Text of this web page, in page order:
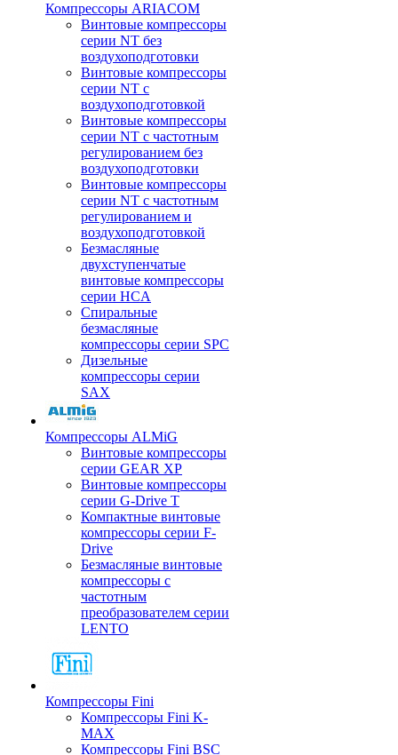
Компрессоры ARIACOM
Винтовые компрессоры
серии NT без
воздухоподготовки
Винтовые компрессоры
серии NT c
воздухоподготовкой
Винтовые компрессоры
серии NT с частотным
регулированием без
воздухоподготовки
Винтовые компрессоры
серии NT с частотным
регулированием и
воздухоподготовкой
Безмасляные
двухступенчатые
винтовые компрессоры
серии HCA
Спиральные
безмасляные
компрессоры серии SPC
Дизельные
компрессоры серии
SAX
Компрессоры ALMiG
Винтовые компрессоры
серии GEAR XP
Винтовые компрессоры
серии G-Drive T
Компактные винтовые
компрессоры серии F-
Drive
Безмасляные винтовые
компрессоры с
частотным
преобразователем серии
LENTO
Компрессоры Fini
Компрессоры Fini K-
MAX
Компрессоры Fini BSC